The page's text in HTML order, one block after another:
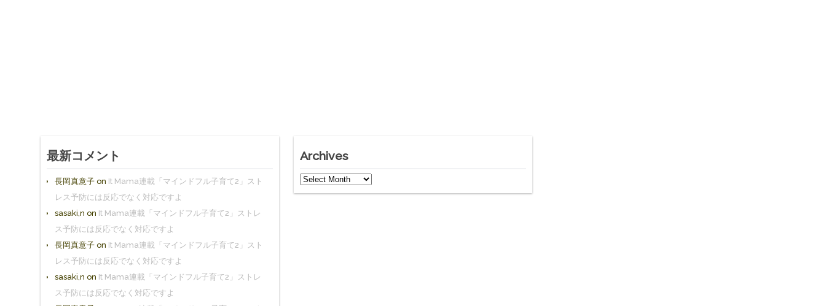
最新コメント
長岡真意子 on It Mama連載「マインドフル子育て2」スト
レス予防には反応でなく対応ですよ
sasaki,n on It Mama連載「マインドフル子育て2」ストレ
ス予防には反応でなく対応ですよ
長岡真意子 on It Mama連載「マインドフル子育て2」スト
レス予防には反応でなく対応ですよ
sasaki,n on It Mama連載「マインドフル子育て2」ストレ
ス予防には反応でなく対応ですよ
Archives